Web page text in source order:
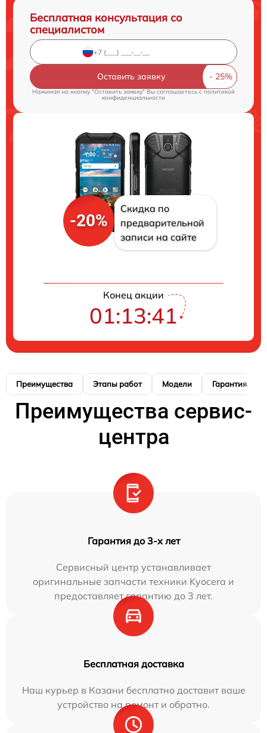
Бесплатная консультация со
специалистом
Оставить заявку
Нажимая на кнопку "Оставить заявку" Вы соглашаетесь c политикой
конфиденциальности
-20%
Скидка по
предварительной
записи на сайте
Конец акции
01:13:41
Преимущества Этапы работ Модели Гарантия
Преимущества сервис-
центра
Гарантия до 3-х лет
Сервисный центр устанавливает
оригинальные запчасти техники Kyocera и
предоставляет гарантию до 3 лет.
Бесплатная доставка
Наш курьер в Казани бесплатно доставит ваше
устройство на ремонт и обратно.